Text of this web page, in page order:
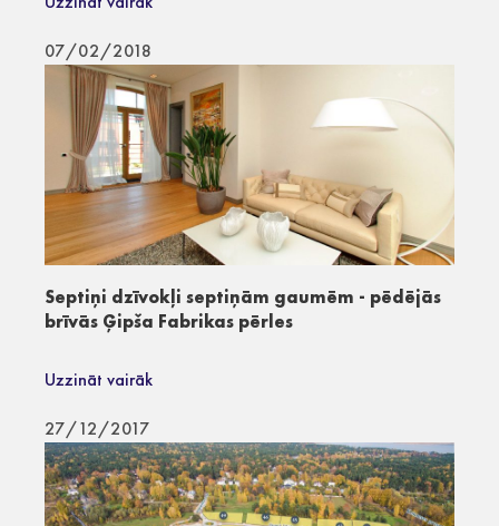
07/02/2018
Septiņi dzīvokļi septiņām gaumēm - pēdējās
brīvās Ģipša Fabrikas pērles
Uzzināt vairāk
27/12/2017